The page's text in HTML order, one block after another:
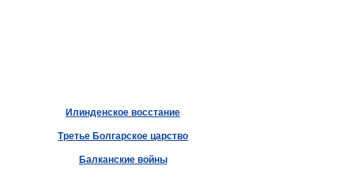
Илинденское восстание
Третье Болгарское царство
Балканские войны